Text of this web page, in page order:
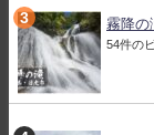
霧降の
54件の